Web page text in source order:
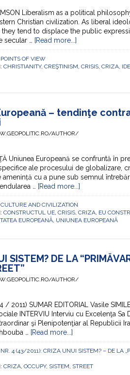
Liberalism as a political
Christian civilization. As liberal
they tend to displace the public
secular …
[Read more...]
POINTS OF VIEW
CHRISTIANITY, CREŞTINISM, CRISIS, CRIZA,
– tendinţe
AUTHOR/
Uniunea Europeană se confruntă în
ale procesului de globalizare,
amenință cu a pune sub semnul
…
[Read more...]
CULTURE AND CIVILIZATION
CONSTRUCTUL UE, CRISIS, CRIZA, EU
EUROPEANĂ, UNIUNEA EUROPEANĂ
SISTEM? DE LA
AUTHOR/
/ 2011) SUMAR EDITORIAL Vasile
INTERVIU Interviu cu Excelenţa Sa
şi Plenipotenţiar al Republicii
…
[Read more...]
NR. 4 (43/2011): CRIZA UNUI SISTEM? – DE LA
CRIZA, OCCUPY, SISTEM, STREET